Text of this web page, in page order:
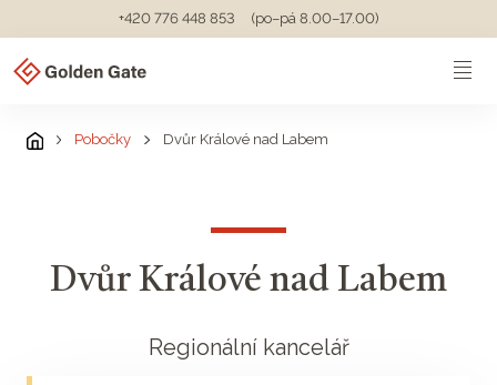
+420 776 448 853 (po–pá 8.00–17.00)
Pobočky Dvůr Králové nad Labem
Dvůr Králové nad Labem
Regionální kancelář